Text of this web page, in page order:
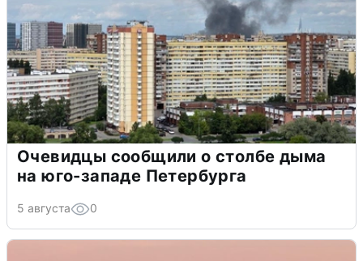
Очевидцы сообщили о столбе дыма
на юго-западе Петербурга
5 августа 0